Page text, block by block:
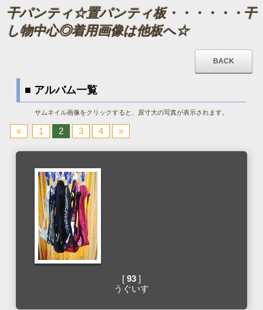
干パンティ☆置パンティ板・・・・・・干
し物中心◎着用画像は他板へ☆
■ アルバム一覧
サムネイル画像をクリックすると、原寸大の写真が表示されます。
« 1 2 3 4 »
[ 93]
うぐいす